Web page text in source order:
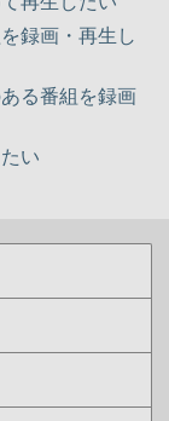
録画・再生し
る番組を録画
い